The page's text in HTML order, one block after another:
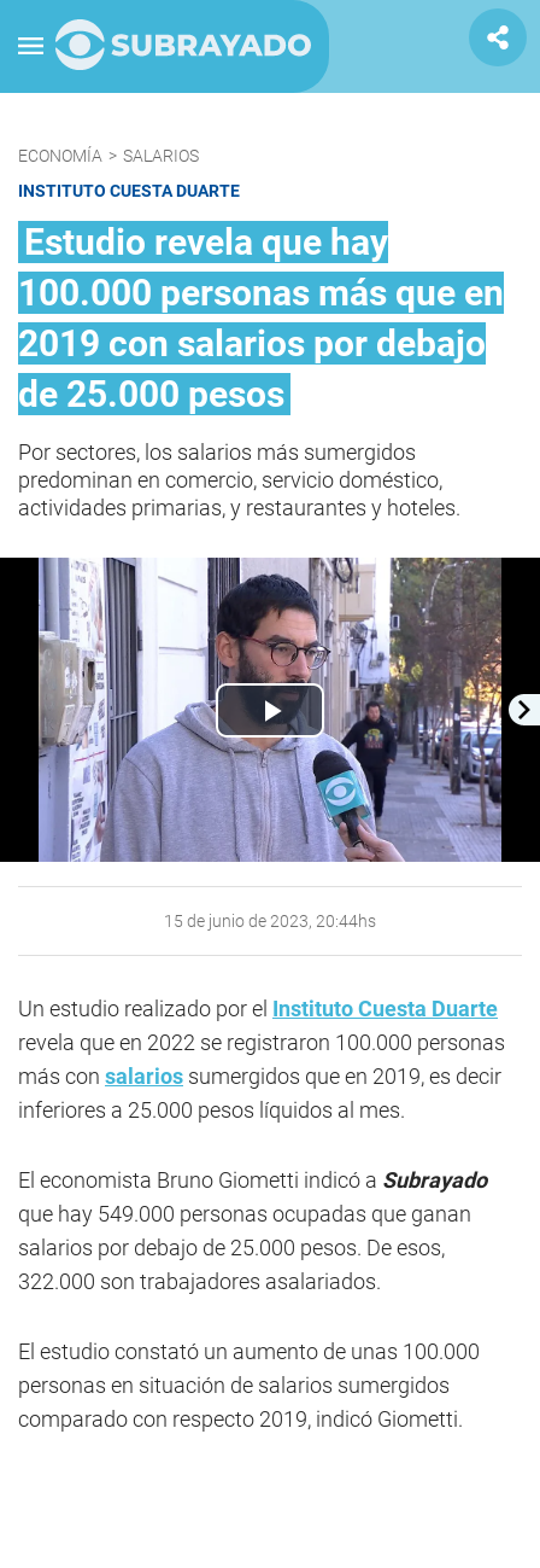
ECONOMÍA > SALARIOS
INSTITUTO CUESTA DUARTE
Estudio revela que hay
100.000 personas más que en
2019 con salarios por debajo
de 25.000 pesos
Por sectores, los salarios más sumergidos
predominan en comercio, servicio doméstico,
actividades primarias, y restaurantes y hoteles.
Play
Video
15 de junio de 2023, 20:44hs
Un estudio realizado por el Instituto Cuesta Duarte
revela que en 2022 se registraron 100.000 personas
más con salarios sumergidos que en 2019, es decir
inferiores a 25.000 pesos líquidos al mes.
El economista Bruno Giometti indicó a Subrayado
que hay 549.000 personas ocupadas que ganan
salarios por debajo de 25.000 pesos. De esos,
322.000 son trabajadores asalariados.
El estudio constató un aumento de unas 100.000
personas en situación de salarios sumergidos
comparado con respecto 2019, indicó Giometti.